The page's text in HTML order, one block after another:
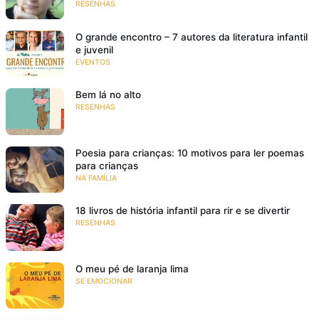
RESENHAS
O grande encontro – 7 autores da literatura infantil
e juvenil
EVENTOS
Bem lá no alto
RESENHAS
Poesia para crianças: 10 motivos para ler poemas
para crianças
NA FAMÍLIA
18 livros de história infantil para rir e se divertir
RESENHAS
O meu pé de laranja lima
SE EMOCIONAR